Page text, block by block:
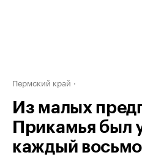
Пермский край
Из малых
Прикамья был
каждый